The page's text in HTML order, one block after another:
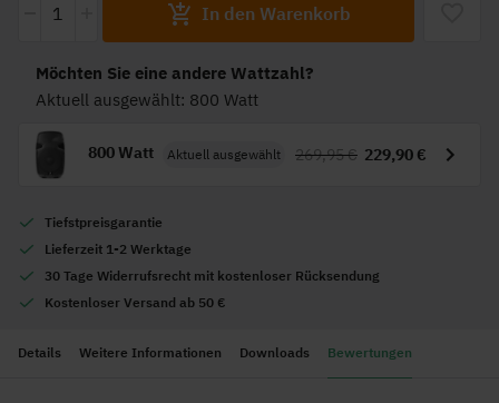
Möchten Sie eine andere Wattzahl?
Aktuell ausgewählt: 800 Watt
800 Watt Aktuell ausgewählt 229,90 €
269,95 €
In den Warenkorb
Tiefstpreisgarantie
Lieferzeit 1-2 Werktage
30 Tage Widerrufsrecht mit kostenloser Rücksendung
Kostenloser Versand ab 50 €
Details Weitere Informationen Downloads Bewertungen